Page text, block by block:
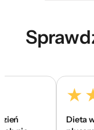
Dieta